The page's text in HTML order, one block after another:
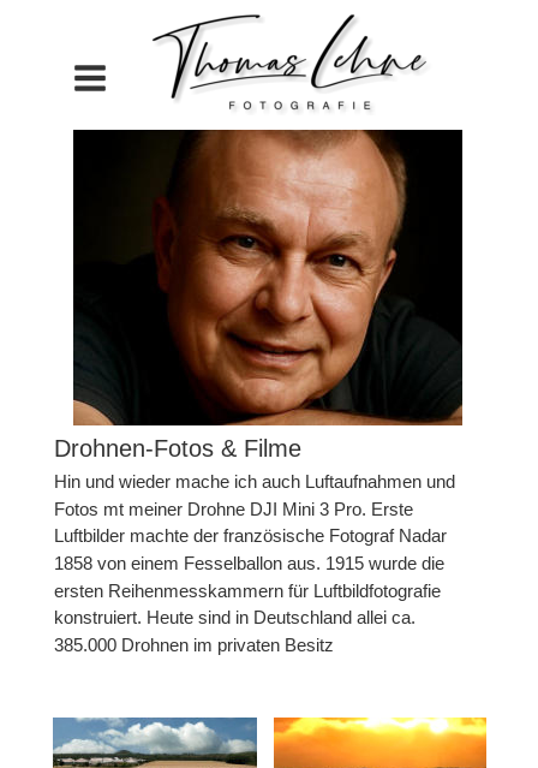
Drohnen-Fotos & Filme
Hin und wieder mache ich auch Luftaufnahmen und
Fotos mt meiner Drohne DJI Mini 3 Pro. Erste
Luftbilder machte der französische Fotograf Nadar
1858 von einem Fesselballon aus. 1915 wurde die
ersten Reihenmesskammern für Luftbildfotografie
konstruiert. Heute sind in Deutschland allei ca.
385.000 Drohnen im privaten Besitz